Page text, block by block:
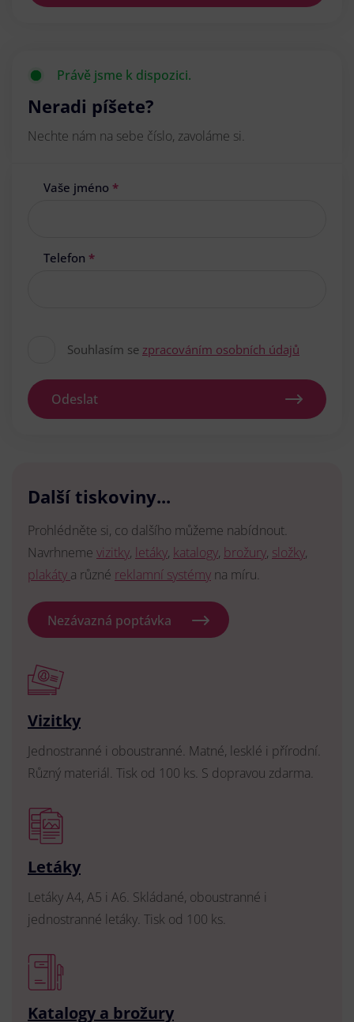
Právě jsme k dispozici.
Neradi píšete?
Nechte nám na sebe číslo, zavoláme si.
Vaše jméno *
Telefon *
Souhlasím se zpracováním osobních údajů
Odeslat
Další tiskoviny...
Prohlédněte si, co dalšího můžeme nabídnout.
Navrhneme vizitky, letáky, katalogy, brožury, složky,
plakáty a různé reklamní systémy na míru.
Nezávazná poptávka
Vizitky
Jednostranné i oboustranné. Matné, lesklé i přírodní.
Různý materiál. Tisk od 100 ks. S dopravou zdarma.
Letáky
Letáky A4, A5 i A6. Skládané, oboustranné i
jednostranné letáky. Tisk od 100 ks.
Katalogy a brožury